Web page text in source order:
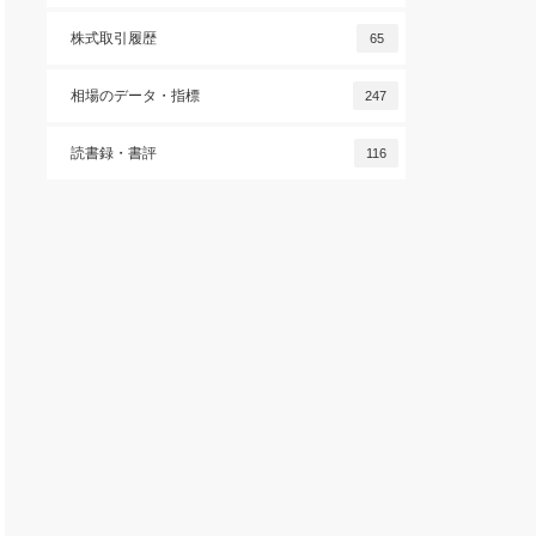
株式取引履歴 65
相場のデータ・指標 247
読書録・書評 116